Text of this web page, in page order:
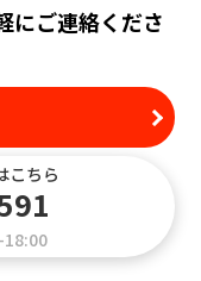
にご連絡くださ
こちら